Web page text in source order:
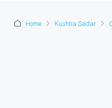
Home Kushtia Sadar